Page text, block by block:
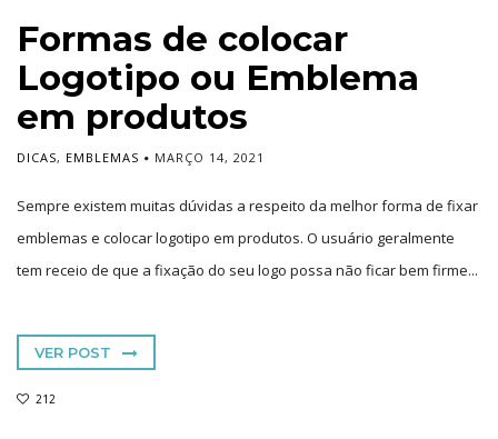
Formas de colocar
Logotipo ou Emblema
em produtos
DICAS, EMBLEMAS MARÇO 14, 2021
Sempre existem muitas dúvidas a respeito da melhor forma de fixar
emblemas e colocar logotipo em produtos. O usuário geralmente
tem receio de que a fixação do seu logo possa não ficar bem firme...
VER POST
212